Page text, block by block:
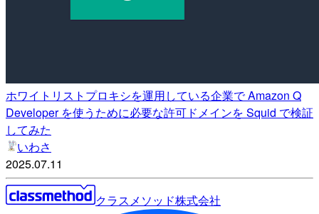
ホワイトリストプロキシを運用している企業で Amazon Q
Developer を使うために必要な許可ドメインを Squid で検証
してみた
いわさ
2025.07.11
クラスメソッド株式会社